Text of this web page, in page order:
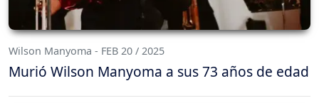
Wilson Manyoma - FEB 20 / 2025
Murió Wilson Manyoma a sus 73 años de edad